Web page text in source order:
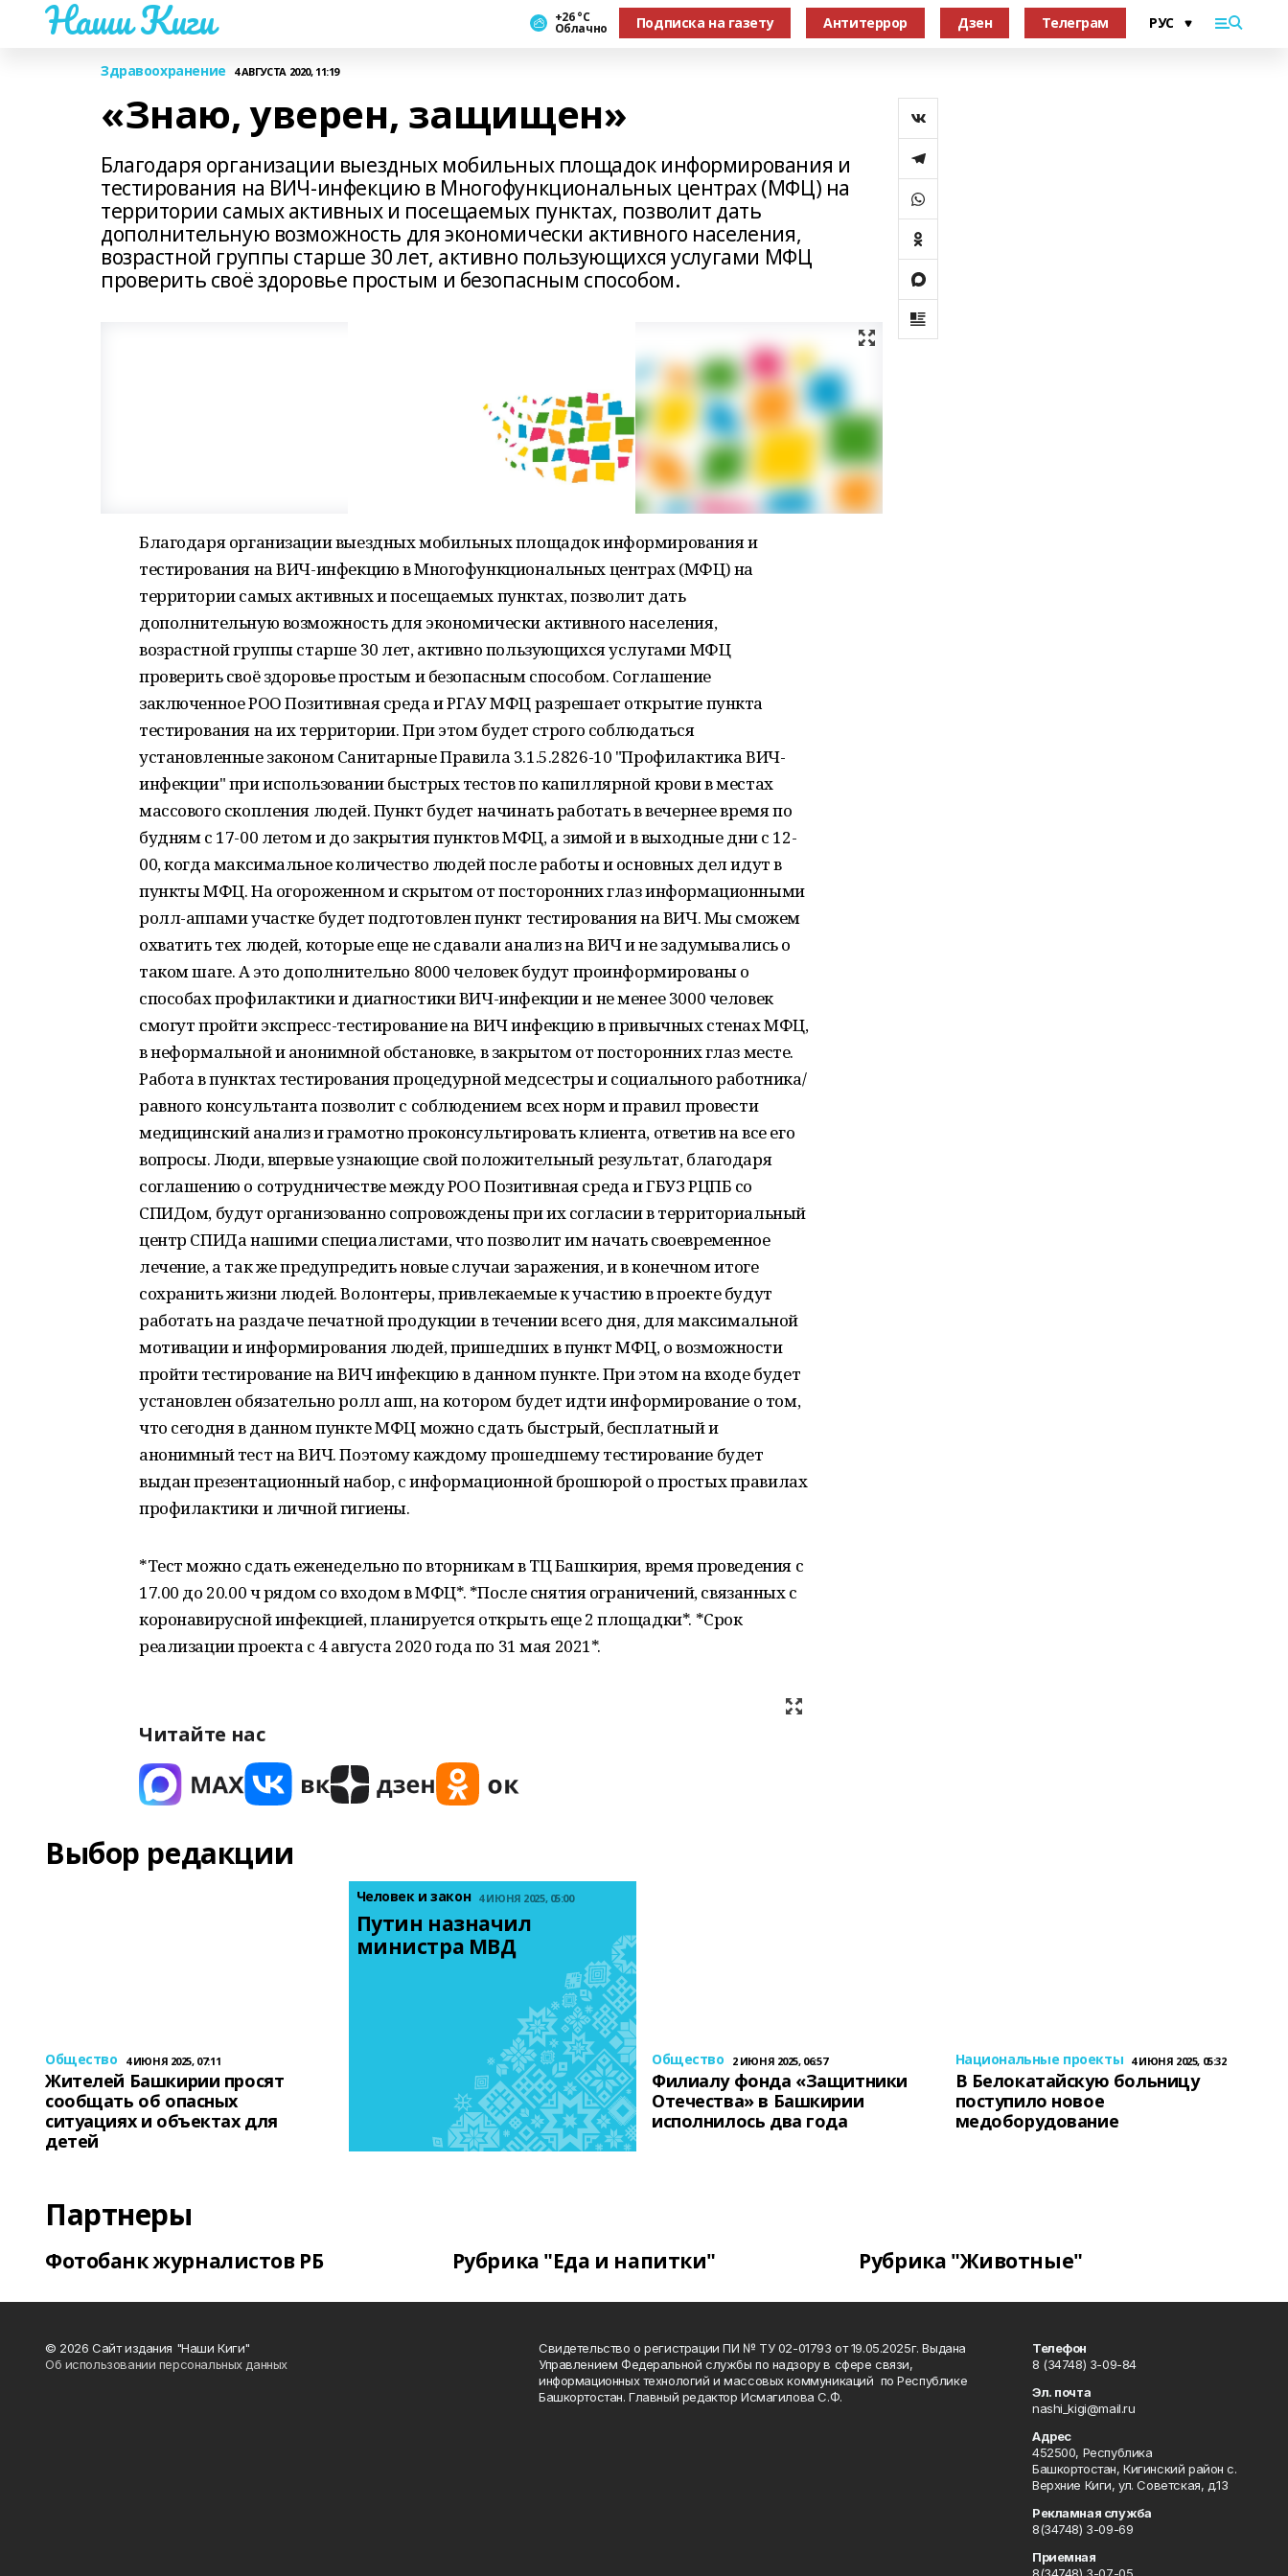
Наши Киги +26 °С
Облачно Подписка на газету Антитеррор Дзен Телеграм
Здравоохранение 4 АВГУСТА 2020, 11:19
«Знаю, уверен, защищен»
Благодаря организации выездных мобильных площадок информирования и
тестирования на ВИЧ-инфекцию в Многофункциональных центрах (МФЦ) на
территории самых активных и посещаемых пунктах, позволит дать
дополнительную возможность для экономически активного населения,
возрастной группы старше 30 лет, активно пользующихся услугами МФЦ
проверить своё здоровье простым и безопасным способом.
Благодаря организации выездных мобильных площадок информирования и
тестирования на ВИЧ-инфекцию в Многофункциональных центрах (МФЦ) на
территории самых активных и посещаемых пунктах, позволит дать
дополнительную возможность для экономически активного населения,
возрастной группы старше 30 лет, активно пользующихся услугами МФЦ
проверить своё здоровье простым и безопасным способом. Соглашение
заключенное РОО Позитивная среда и РГАУ МФЦ разрешает открытие пункта
тестирования на их территории. При этом будет строго соблюдаться
установленные законом Санитарные Правила 3.1.5.2826-10 "Профилактика ВИЧ-
инфекции" при использовании быстрых тестов по капиллярной крови в местах
массового скопления людей. Пункт будет начинать работать в вечернее время по
будням с 17-00 летом и до закрытия пунктов МФЦ, а зимой и в выходные дни с 12-
00, когда максимальное количество людей после работы и основных дел идут в
пункты МФЦ. На огороженном и скрытом от посторонних глаз информационными
ролл-аппами участке будет подготовлен пункт тестирования на ВИЧ. Мы сможем
охватить тех людей, которые еще не сдавали анализ на ВИЧ и не задумывались о
таком шаге. А это дополнительно 8000 человек будут проинформированы о
способах профилактики и диагностики ВИЧ-инфекции и не менее 3000 человек
смогут пройти экспресс-тестирование на ВИЧ инфекцию в привычных стенах МФЦ,
в неформальной и анонимной обстановке, в закрытом от посторонних глаз месте.
Работа в пунктах тестирования процедурной медсестры и социального работника/
равного консультанта позволит с соблюдением всех норм и правил провести
медицинский анализ и грамотно проконсультировать клиента, ответив на все его
вопросы. Люди, впервые узнающие свой положительный результат, благодаря
соглашению о сотрудничестве между РОО Позитивная среда и ГБУЗ РЦПБ со
СПИДом, будут организованно сопровождены при их согласии в территориальный
центр СПИДа нашими специалистами, что позволит им начать своевременное
лечение, а так же предупредить новые случаи заражения, и в конечном итоге
сохранить жизни людей. Волонтеры, привлекаемые к участию в проекте будут
работать на раздаче печатной продукции в течении всего дня, для максимальной
мотивации и информирования людей, пришедших в пункт МФЦ, о возможности
пройти тестирование на ВИЧ инфекцию в данном пункте. При этом на входе будет
установлен обязательно ролл апп, на котором будет идти информирование о том,
что сегодня в данном пункте МФЦ можно сдать быстрый, бесплатный и
анонимный тест на ВИЧ. Поэтому каждому прошедшему тестирование будет
выдан презентационный набор, с информационной брошюрой о простых правилах
профилактики и личной гигиены.
*Тест можно сдать еженедельно по вторникам в ТЦ Башкирия, время проведения с
17.00 до 20.00 ч рядом со входом в МФЦ*. *После снятия ограничений, связанных с
коронавирусной инфекцией, планируется открыть еще 2 площадки*. *Срок
реализации проекта с 4 августа 2020 года по 31 мая 2021*.
Читайте нас
Выбор редакции
Общество 4 ИЮНЯ 2025, 07:11
Жителей Башкирии просят
сообщать об опасных
ситуациях и объектах для
детей
Человек и закон 4 ИЮНЯ 2025, 05:00
Путин назначил
министра МВД
Общество 2 ИЮНЯ 2025, 06:57
Филиалу фонда «Защитники
Отечества» в Башкирии
исполнилось два года
Национальные проекты 4 ИЮНЯ 2025, 05:32
В Белокатайскую больницу
поступило новое
медоборудование
Партнеры
Фотобанк журналистов РБ Рубрика "Еда и напитки" Рубрика "Животные"
© 2026 Сайт издания "Наши Киги"
Об использовании персональных данных
Свидетельство о регистрации ПИ № ТУ 02-01793 от 19.05.2025г. Выдана
Управлением Федеральной службы по надзору в сфере связи,
информационных технологий и массовых коммуникаций по Республике
Башкортостан. Главный редактор Исмагилова С.Ф.
Телефон
8 (34748) 3-09-84
Эл. почта
nashi_kigi@mail.ru
Адрес
452500, Республика
Башкортостан, Кигинский район с.
Верхние Киги, ул. Советская, д.13
Рекламная служба
8(34748) 3-09-69
Приемная